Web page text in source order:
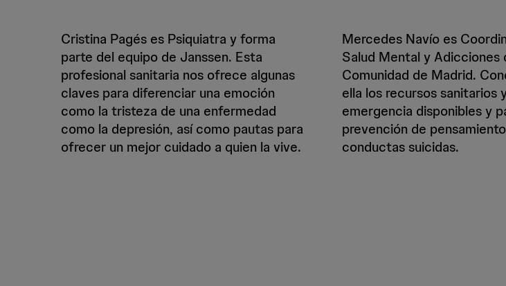
Cristina Pagés es Psiquiatra y forma
parte del equipo de Janssen. Esta
profesional sanitaria nos ofrece algunas
claves para diferenciar una emoción
como la tristeza de una enfermedad
como la depresión, así como pautas para
ofrecer un mejor cuidado a quien la vive.
Mercedes Navío es
Salud Mental y Adicciones
Comunidad de Madrid.
ella los recursos sanitarios
emergencia disponibles y
prevención de
conductas suicidas.